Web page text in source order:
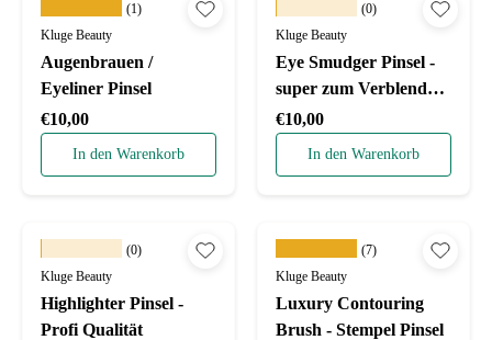
(1)
Kluge Beauty
Augenbrauen /
Eyeliner Pinsel
Normaler Preis
€10,00
In den Warenkorb
(0)
Kluge Beauty
Eye Smudger Pinsel -
super zum Verblenden
vom Lidschatten
Normaler Preis
€10,00
In den Warenkorb
(0)
Kluge Beauty
Highlighter Pinsel -
Profi Qualität
(7)
Kluge Beauty
Luxury Contouring
Brush - Stempel Pinsel